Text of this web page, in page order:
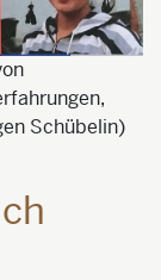
Schübelin)